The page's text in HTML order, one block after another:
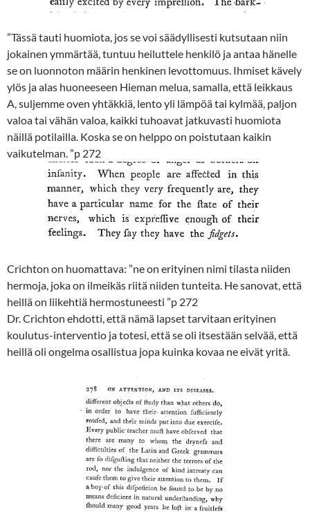
”Tässä tauti huomiota, jos se voi säädyllisesti kutsutaan niin
jokainen ymmärtää, tuntuu heiluttele henkilö ja antaa hänelle
se on luonnoton määrin henkinen levottomuus. Ihmiset kävely
ylös ja alas huoneeseen Hieman melua, samalla, että leikkaus
A, suljemme oven yhtäkkiä, lento yli lämpöä tai kylmää, paljon
valoa tai vähän valoa, kaikki tuhoavat jatkuvasti huomiota
näillä potilailla. Koska se on helppo on poistutaan kaikin
vaikutelman. ”p 272
Crichton on huomattava: ”ne on erityinen nimi tilasta niiden
hermoja, joka on ilmeikäs riitä niiden tunteita. He sanovat, että
heillä on liikehtiä hermostuneesti ”p 272
Dr. Crichton ehdotti, että nämä lapset tarvitaan erityinen
koulutus-interventio ja totesi, että se oli itsestään selvää, että
heillä oli ongelma osallistua jopa kuinka kovaa ne eivät yritä.